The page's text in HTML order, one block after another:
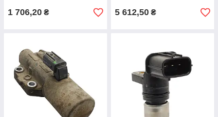
1 706,20 ₴ 5 612,50 ₴